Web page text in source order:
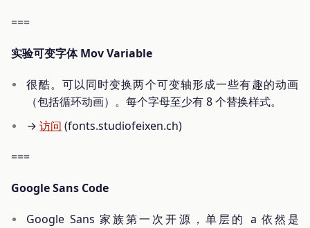
===
实验可变字体 Mov Variable
很酷。可以同时变换两个可变轴形成一些有趣的动画
（包括循环动画）。每个字母至少有 8 个替换样式。
→访问 (fonts.studiofeixen.ch)
===
Google Sans Code
Google Sans 家族第一次开源，单层的 a 依然是